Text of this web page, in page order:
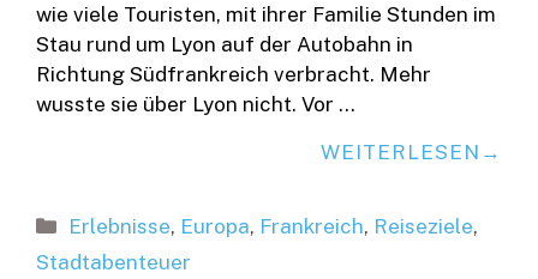
wie viele Touristen, mit ihrer Familie Stunden im
Stau rund um Lyon auf der Autobahn in
Richtung Südfrankreich verbracht. Mehr
wusste sie über Lyon nicht. Vor …
WEITERLESEN
Kategorien
Erlebnisse, Europa, Frankreich, Reiseziele,
Stadtabenteuer